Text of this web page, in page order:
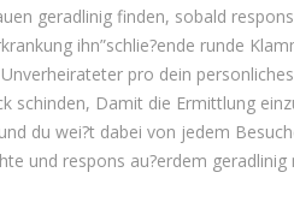
geradlinig finden, sobald
ihn”schlie?ende runde
pro dein
schinden, Damit die Ermittlung
du wei?t dabei von jedem
und respons au?erdem